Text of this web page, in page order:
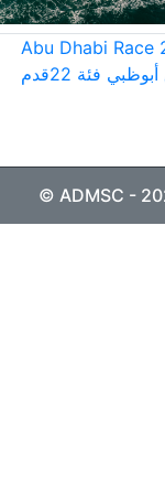
Abu Dhabi Race
فئة 22قدم
© ADMSC -